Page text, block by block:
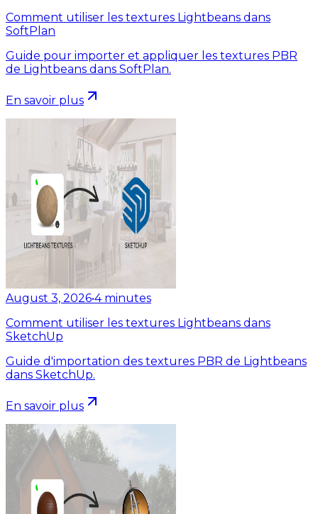
Comment utiliser les textures Lightbeans dans
SoftPlan
Guide pour importer et appliquer les textures PBR
de Lightbeans dans SoftPlan.
En savoir plus
August 3, 2026•4 minutes
Comment utiliser les textures Lightbeans dans
SketchUp
Guide d'importation des textures PBR de Lightbeans
dans SketchUp.
En savoir plus